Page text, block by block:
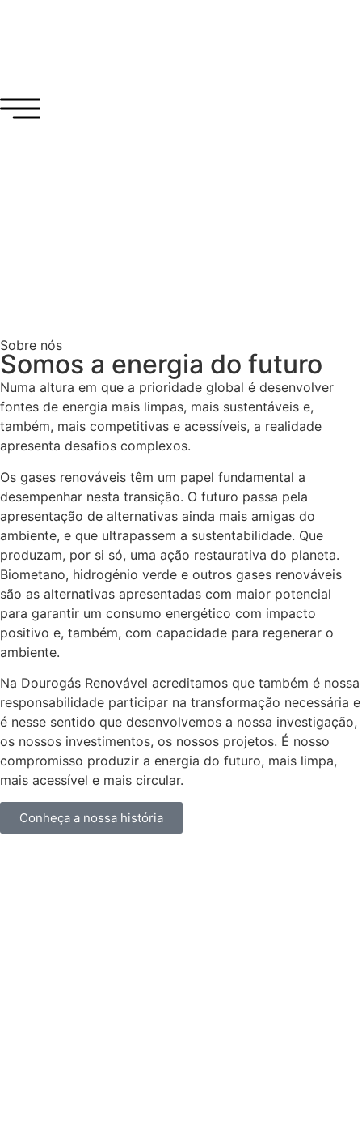
Sobre nós
Somos a energia do futuro
Numa altura em que a prioridade global é desenvolver
fontes de energia mais limpas, mais sustentáveis e,
também, mais competitivas e acessíveis, a realidade
apresenta desafios complexos.
Os gases renováveis têm um papel fundamental a
desempenhar nesta transição. O futuro passa pela
apresentação de alternativas ainda mais amigas do
ambiente, e que ultrapassem a sustentabilidade. Que
produzam, por si só, uma ação restaurativa do planeta.
Biometano, hidrogénio verde e outros gases renováveis
são as alternativas apresentadas com maior potencial
para garantir um consumo energético com impacto
positivo e, também, com capacidade para regenerar o
ambiente.
Na Dourogás Renovável acreditamos que também é nossa
responsabilidade participar na transformação necessária e
é nesse sentido que desenvolvemos a nossa investigação,
os nossos investimentos, os nossos projetos. É nosso
compromisso produzir a energia do futuro, mais limpa,
mais acessível e mais circular.
Conheça a nossa história